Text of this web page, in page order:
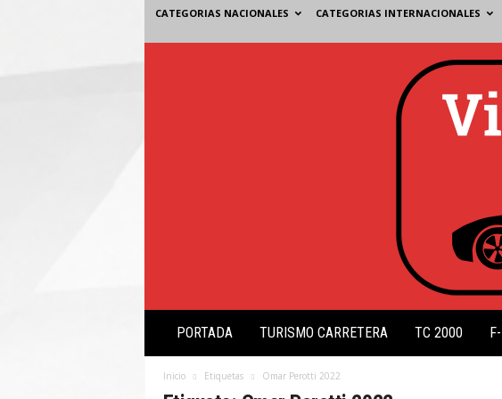
CATEGORIAS NACIONALES CATEGORIAS INTERNACIONALES
s
PORTADA TURISMO CARRETERA TC 2000
Inicio Etiquetas Omar Perotti 2022